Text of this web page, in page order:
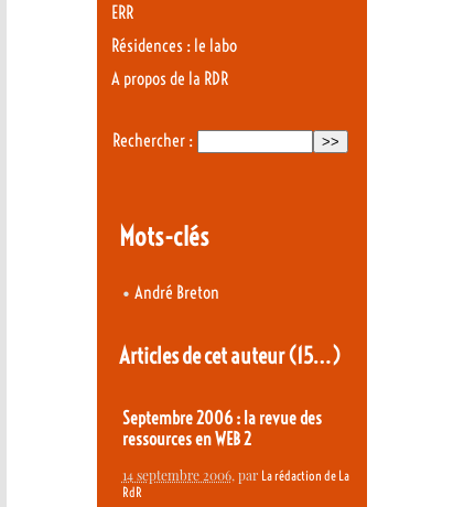
ERR
Résidences : le labo
A propos de la RDR
Rechercher :
Mots-clés
• André Breton
Articles de cet auteur(15…)
Septembre 2006 : la revue des
ressources en WEB 2
14 septembre 2006, par La rédaction de La
RdR